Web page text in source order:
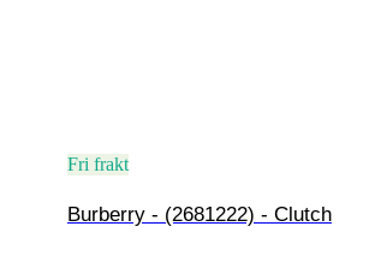
Fri frakt
Burberry - (2681222) - Clutch